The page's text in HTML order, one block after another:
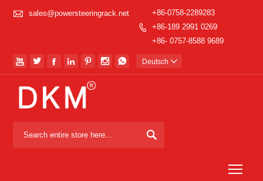
 sales@powersteeringrack.net

+86-0758-2289283
+86-189 2991 0269
+86- 0757-8588 9689
       Deutsch 
